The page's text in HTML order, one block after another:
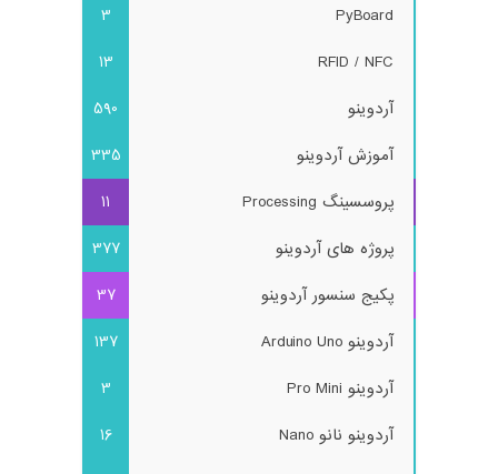
PyBoard
3
RFID / NFC
13
آردوینو
590
آموزش آردوینو
335
پروسسینگ Processing
11
پروژه های آردوینو
377
پکیج سنسور آردوینو
37
آردوینو Arduino Uno
137
آردوینو Pro Mini
3
آردوینو نانو Nano
16